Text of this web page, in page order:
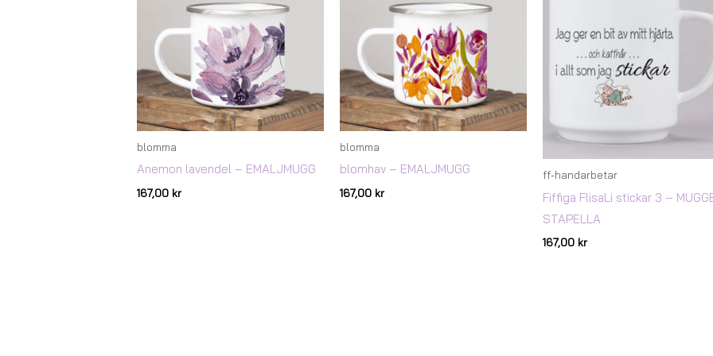
blomma
Anemon lavendel – EMALJMUGG
167,00 kr
blomma
blomhav – EMALJMUGG
167,00 kr
ff-handarbetar
Fiffiga FlisaLi stickar 3 –
STAPELLA
167,00 kr